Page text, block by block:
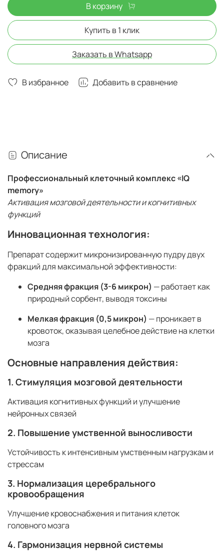
В избранное Добавить в сравнение
В корзину
Купить в 1 клик
Заказать в Whatsapp
Описание
Профессиональный клеточный комплекс «IQ
memory»
Активация мозговой деятельности и когнитивных
функций
Инновационная технология:
Препарат содержит микронизированную пудру двух
фракций для максимальной эффективности:
Средняя фракция (3-6 микрон) — работает как
природный сорбент, выводя токсины
Мелкая фракция (0,5 микрон) — проникает в
кровоток, оказывая целебное действие на клетки
мозга
Основные направления действия:
1. Стимуляция мозговой деятельности
Активация когнитивных функций и улучшение
нейронных связей
2. Повышение умственной выносливости
Устойчивость к интенсивным умственным нагрузкам и
стрессам
3. Нормализация церебрального
кровообращения
Улучшение кровоснабжения и питания клеток
головного мозга
4. Гармонизация нервной системы